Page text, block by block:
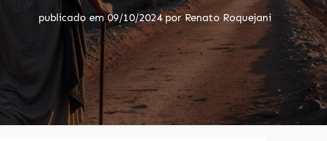
publicado em09/10/2024porRenato Roquejani